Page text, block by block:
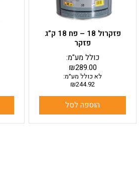
פזקרול 18 – פח 18 ק”ג
פזקר
₪289.00
כולל מע"מ:
לא כולל מע״מ:
₪244.92
הוספה לסל